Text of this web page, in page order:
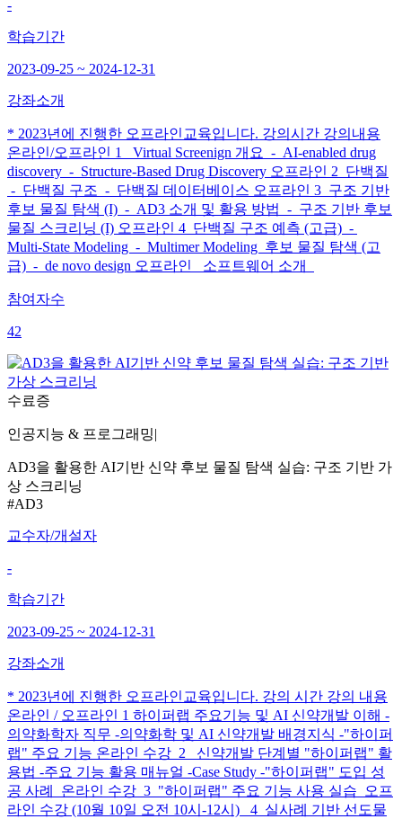
-
학습기간
2023-09-25 ~ 2024-12-31
강좌소개
* 2023년에 진행한 오프라인교육입니다. 강의시간 강의내용
온라인/오프라인 1 Virtual Screenign 개요 - AI-enabled drug
discovery - Structure-Based Drug Discovery 오프라인 2 단백질
- 단백질 구조 - 단백질 데이터베이스 오프라인 3 구조 기반
후보 물질 탐색 (I) - AD3 소개 및 활용 방법 - 구조 기반 후보
물질 스크리닝 (I) 오프라인 4 단백질 구조 예측 (고급) -
Multi-State Modeling - Multimer Modeling 후보 물질 탐색 (고
급) - de novo design 오프라인 소프트웨어 소개
참여자수
42
수료증
인공지능 & 프로그래밍|
AD3을 활용한 AI기반 신약 후보 물질 탐색 실습: 구조 기반 가
상 스크리닝
#AD3
교수자/개설자
-
학습기간
2023-09-25 ~ 2024-12-31
강좌소개
* 2023년에 진행한 오프라인교육입니다. 강의 시간 강의 내용
온라인 / 오프라인 1 하이퍼랩 주요기능 및 AI 신약개발 이해 -
의약화학자 직무 -의약화학 및 AI 신약개발 배경지식 -"하이퍼
랩" 주요 기능 온라인 수강 2 신약개발 단계별 "하이퍼랩" 활
용법 -주요 기능 활용 매뉴얼 -Case Study -"하이퍼랩" 도입 성
공 사례 온라인 수강 3 "하이퍼랩" 주요 기능 사용 실습 오프
라인 수강 (10월 10일 오전 10시-12시) 4 실사례 기반 선도물